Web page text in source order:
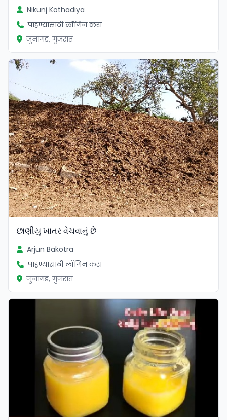
Nikunj Kothadiya
पाहण्यासाठी लॉगिन करा
जुनागड, गुजरात
છાણીયુ ખાતર વેચવાનું છે
Arjun Bakotra
पाहण्यासाठी लॉगिन करा
जुनागड, गुजरात